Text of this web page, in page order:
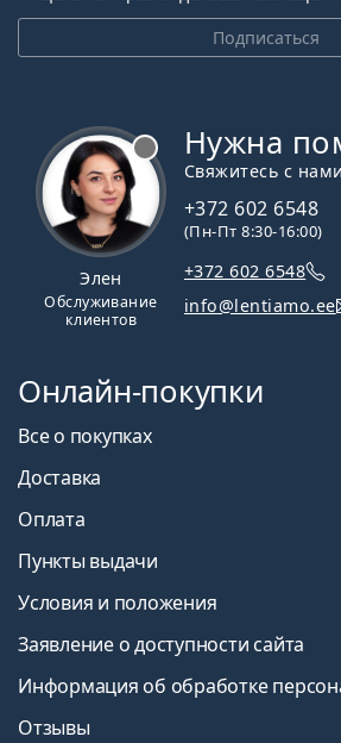
Подписаться
Элен
Обслуживание
клиентов
Нужна
Свяжитесь с нами
+372 602 6548
(Пн-Пт 8:30-16:00)
+372 602 6548
info@lentiamo.ee
Онлайн-покупки
Все о покупках
Доставка
Оплата
Пункты выдачи
Условия и положения
Заявление о доступности сайта
Информация об обработке
Отзывы